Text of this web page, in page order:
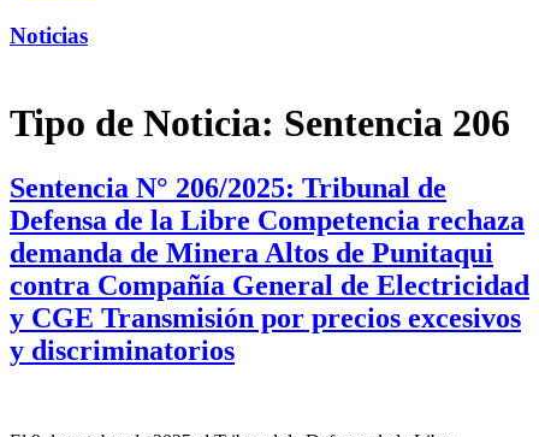
Noticias
Tipo de Noticia: Sentencia 206
Sentencia N° 206/2025: Tribunal de
Defensa de la Libre Competencia rechaza
demanda de Minera Altos de Punitaqui
contra Compañía General de Electricidad
y CGE Transmisión por precios excesivos
y discriminatorios